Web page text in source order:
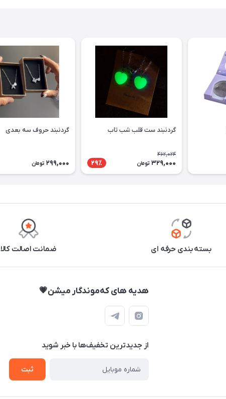
گردنبند ست قلب شب تاب
462,024
329,000 تومان 29٪
گردنبند حروف سه بعدی
299,000 تومان
بسته بندی حرفه ای ضمانت اصالت کالا
هدیه های که‌موندگار میشن💗
از جدید‌ترین تخفیف‌ها با‌ خبر شوید
ثبت